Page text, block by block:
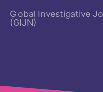
Global Investigative
(GIJN)